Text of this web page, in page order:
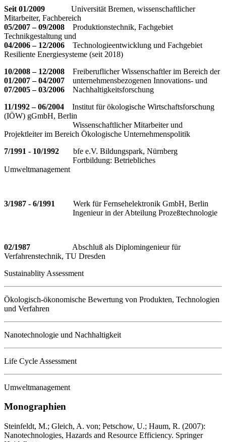
Seit 01/2009 Universität Bremen, wissenschaftlicher
Mitarbeiter, Fachbereich
05/2007 – 09/2008 Produktionstechnik, Fachgebiet
Technikgestaltung und
04/2006 – 12/2006 Technologieentwicklung und Fachgebiet
Resiliente Energiesysteme (seit 2018)
10/2008 – 12/2008 Freiberuflicher Wissenschaftler im Bereich der
01/2007 – 04/2007 unternehmensbezogenen Innovations- und
07/2005 – 03/2006 Nachhaltigkeitsforschung
11/1992 – 06/2004
Institut für ökologische Wirtschaftsforschung
(IÖW) gGmbH, Berlin
Wissenschaftlicher Mitarbeiter und
Projektleiter im Bereich Ökologische Unternehmenspolitik
7/1991 - 10/1992
bfe e.V. Bildungspark, Nürnberg
Fortbildung: Betriebliches
Umweltmanagement
3/1987 - 6/1991 Werk für Fernsehelektronik GmbH, Berlin
Ingenieur in der Abteilung Prozeßtechnologie
02/1987
Abschluß als Diplomingenieur für
Verfahrenstechnik, TU Dresden
Sustainablity Assessment
Ökologisch-ökonomische Bewertung von Produkten, Technologien
und Verfahren
Nanotechnologie und Nachhaltigkeit
Life Cycle Assessment
Umweltmanagement
Monographien
Steinfeldt, M.; Gleich, A. von; Petschow, U.; Haum, R. (2007):
Nanotechnologies, Hazards and Resource Efficiency. Springer